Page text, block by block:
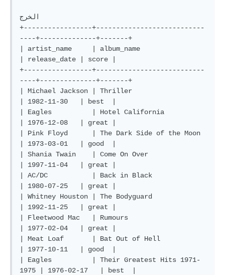
الخرج
+-----------------+---------------------------
----+--------------+-------+
| artist_name     | album_name
| release_date | score |
+-----------------+---------------------------
----+--------------+-------+
| Michael Jackson | Thriller
| 1982-11-30   | best  |
| Eagles          | Hotel California
| 1976-12-08   | great |
| Pink Floyd      | The Dark Side of the Moon
| 1973-03-01   | good  |
| Shania Twain    | Come On Over
| 1997-11-04   | great |
| AC/DC           | Back in Black
| 1980-07-25   | great |
| Whitney Houston | The Bodyguard
| 1992-11-25   | great |
| Fleetwood Mac   | Rumours
| 1977-02-04   | great |
| Meat Loaf       | Bat Out of Hell
| 1977-10-11   | good  |
| Eagles          | Their Greatest Hits 1971-
1975 | 1976-02-17   | best  |